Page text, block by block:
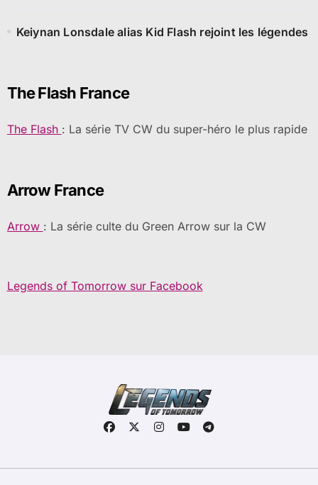
Keiynan Lonsdale alias Kid Flash rejoint les légendes
The Flash France
The Flash : La série TV CW du super-héro le plus rapide
Arrow France
Arrow : La série culte du Green Arrow sur la CW
Legends of Tomorrow sur Facebook